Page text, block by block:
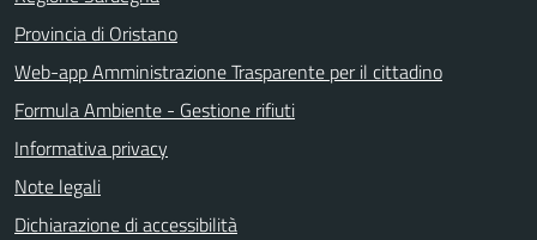
Provincia di Oristano
Web-app Amministrazione Trasparente per il cittadino
Formula Ambiente - Gestione rifiuti
Informativa privacy
Note legali
Dichiarazione di accessibilità